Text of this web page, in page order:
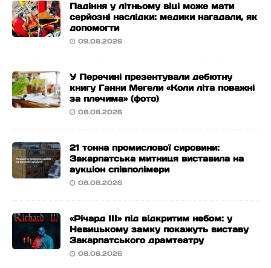
Падіння у літньому віці може мати
серйозні наслідки: медики нагадали, як
допомогти
09.08.2026
У Перечині презентували дебютну
книгу Ганни Мегели «Коли літа поважні
за плечима» (фото)
08.08.2026
21 тонна промислової сировини:
Закарпатська митниця виставила на
аукціон співполімери
08.08.2026
«Річард ІІІ» під відкритим небом: у
Невицькому замку покажуть виставу
Закарпатського драмтеатру
08.08.2026